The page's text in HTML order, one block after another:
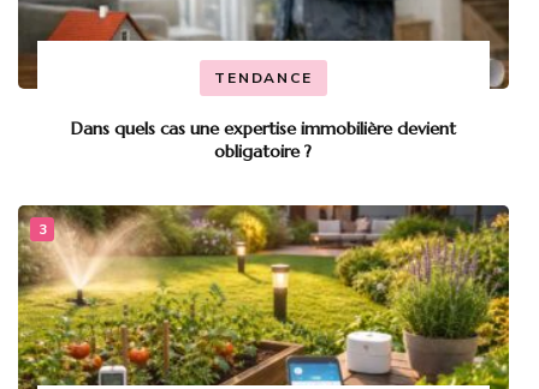
TENDANCE
Dans quels cas une expertise immobilière devient
obligatoire ?